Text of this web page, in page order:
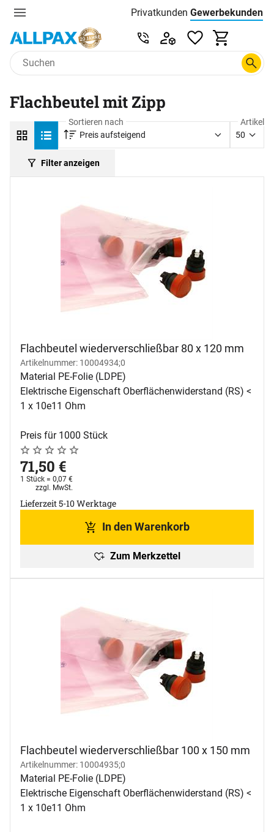
Menu Privatkunden Preisliste:
Gewerbekunden
Zum Hauptinhalt springen
Service & Beratung unter
Flachbeutel mit Zipp
Filter anzeigen
Sortieren nach
Preis aufsteigend
Artikel
50
Flachbeutel wiederverschließbar 80 x 120 mm
Artikelnummer: 10004934;0
Material PE-Folie (LDPE)
Elektrische Eigenschaft Oberflächenwiderstand (RS) <
1 x 10e11 Ohm
Preis für 1000 Stück
Noch keine Bewertungen abgegeben
0 Bewertungen
71,50 €
1 Stück = 0,07 €
Steuerhinweis:
zzgl. MwSt.
Lieferzeit 5-10 Werktage
In den Warenkorb
Zum Merkzettel
Flachbeutel wiederverschließbar 100 x 150 mm
Artikelnummer: 10004935;0
Material PE-Folie (LDPE)
Elektrische Eigenschaft Oberflächenwiderstand (RS) <
1 x 10e11 Ohm